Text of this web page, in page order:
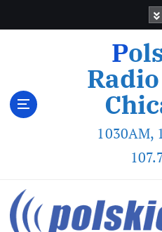
Polskie
1030AM,